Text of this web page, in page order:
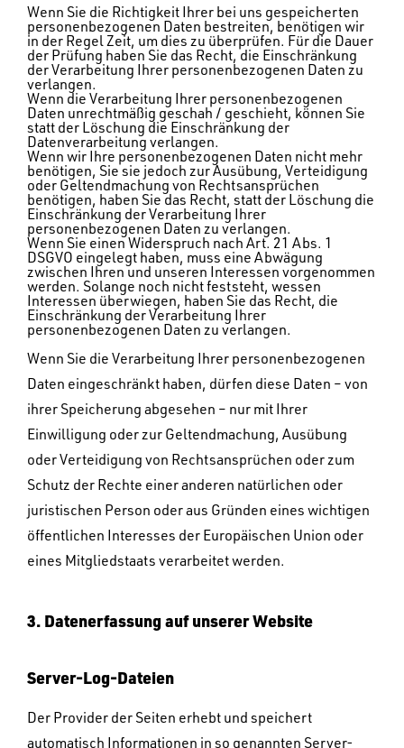
Wenn Sie die Richtigkeit Ihrer bei uns gespeicherten
personenbezogenen Daten bestreiten, benötigen wir
in der Regel Zeit, um dies zu überprüfen. Für die Dauer
der Prüfung haben Sie das Recht, die Einschränkung
der Verarbeitung Ihrer personenbezogenen Daten zu
verlangen.
Wenn die Verarbeitung Ihrer personenbezogenen
Daten unrechtmäßig geschah / geschieht, können Sie
statt der Löschung die Einschränkung der
Datenverarbeitung verlangen.
Wenn wir Ihre personenbezogenen Daten nicht mehr
benötigen, Sie sie jedoch zur Ausübung, Verteidigung
oder Geltendmachung von Rechtsansprüchen
benötigen, haben Sie das Recht, statt der Löschung die
Einschränkung der Verarbeitung Ihrer
personenbezogenen Daten zu verlangen.
Wenn Sie einen Widerspruch nach Art. 21 Abs. 1
DSGVO eingelegt haben, muss eine Abwägung
zwischen Ihren und unseren Interessen vorgenommen
werden. Solange noch nicht feststeht, wessen
Interessen überwiegen, haben Sie das Recht, die
Einschränkung der Verarbeitung Ihrer
personenbezogenen Daten zu verlangen.
Wenn Sie die Verarbeitung Ihrer personenbezogenen
Daten eingeschränkt haben, dürfen diese Daten – von
ihrer Speicherung abgesehen – nur mit Ihrer
Einwilligung oder zur Geltendmachung, Ausübung
oder Verteidigung von Rechtsansprüchen oder zum
Schutz der Rechte einer anderen natürlichen oder
juristischen Person oder aus Gründen eines wichtigen
öffentlichen Interesses der Europäischen Union oder
eines Mitgliedstaats verarbeitet werden.
3. Datenerfassung auf unserer Website
Server-Log-Dateien
Der Provider der Seiten erhebt und speichert
automatisch Informationen in so genannten Server-